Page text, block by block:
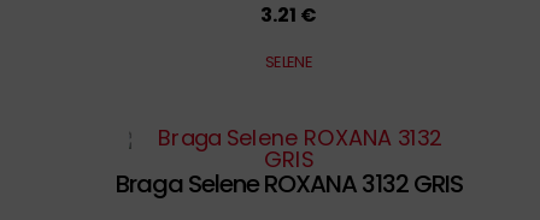
3.21 €
SELENE
Braga Selene ROXANA 3132 GRIS